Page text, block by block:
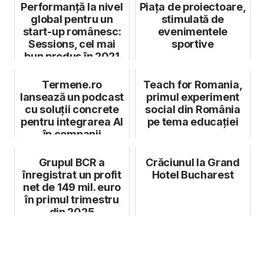
Performanță la nivel
global pentru un
start-up românesc:
Sessions, cel mai
bun produs în 2021
Piața de proiectoare,
stimulată de
evenimentele
sportive
Termene.ro
lansează un podcast
cu soluții concrete
pentru integrarea AI
în companii
Teach for Romania,
primul experiment
social din România
pe tema educației
Grupul BCR a
înregistrat un profit
net de 149 mil. euro
în primul trimestru
din 2025
Crăciunul la Grand
Hotel Bucharest